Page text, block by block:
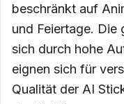
beschränkt auf
und Feiertage. Die
sich durch hohe
eignen sich für
Qualität der AI